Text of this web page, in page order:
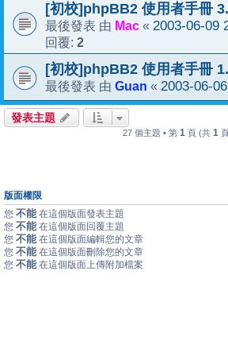
[初校]phpBB2 使用者手冊
最後發表 由 Mac « 2003-06-09
回覆: 2
[初校]phpBB2 使用者手冊
最後發表 由 Guan « 2003-06-
發表主題
27 個主題 • 第 1 頁 (共 1
版面權限
您 不能 在這個版面發表主題
您 不能 在這個版面回覆主題
您 不能 在這個版面編輯您的文章
您 不能 在這個版面刪除您的文章
您 不能 在這個版面上傳附加檔案